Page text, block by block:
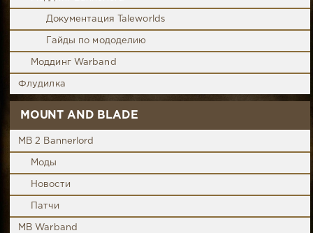
Документация Taleworlds
Гайды по мододелию
Моддинг Warband
Флудилка
MOUNT AND BLADE
MB 2 Bannerlord
Моды
Новости
Патчи
MB Warband